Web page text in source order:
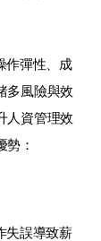
作彈性、成
多風險與效
人資管理效
：
失誤導致薪